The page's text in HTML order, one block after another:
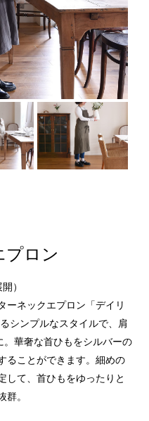
プロン
）
ーネックエプロン「デイリ
シンプルなスタイルで、肩
華奢な首ひもをシルバーの
ることができます。細めの
して、首ひもをゆったりと
。